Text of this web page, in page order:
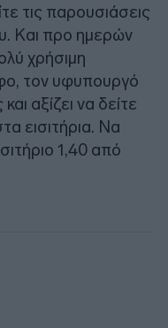
τις παρουσιάσεις
Και προ ημερών
χρήσιμη
τον υφυπουργό
αξίζει να δείτε
εισιτήρια. Να
1,40 από